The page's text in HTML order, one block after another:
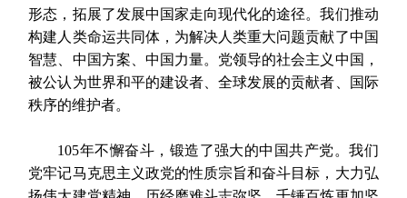
形态，拓展了发展中国家走向现代化的途径。我们推动
构建人类命运共同体，为解决人类重大问题贡献了中国
智慧、中国方案、中国力量。党领导的社会主义中国，
被公认为世界和平的建设者、全球发展的贡献者、国际
秩序的维护者。
105年不懈奋斗，锻造了强大的中国共产党。我们
党牢记马克思主义政党的性质宗旨和奋斗目标，大力弘